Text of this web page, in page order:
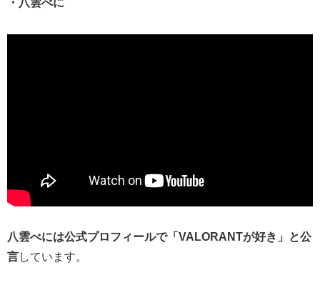
・八雲べに
八雲べには公式プロフィールで「VALORANTが好き」と公
言しています。